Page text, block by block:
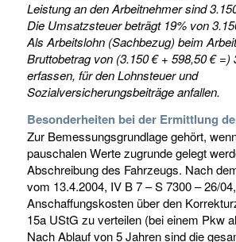
Leistung an den Arbeitnehmer sind
Die Umsatzsteuer beträgt 19% von
Als Arbeitslohn (Sachbezug) beim
Bruttobetrag von (3.150 € + 598,50 € =)
erfassen, für den Lohnsteuer und
Sozialversicherungsbeiträge anfallen.
Besonderheiten bei der Ermittlung
Zur Bemessungsgrundlage gehört,
pauschalen Werte zugrunde gelegt
Abschreibung des Fahrzeugs. Nach
vom 13.4.2004, IV B 7 – S 7300 – 26/
Anschaffungskosten über den
15a UStG zu verteilen (bei einem Pkw
Nach Ablauf von 5 Jahren sind die